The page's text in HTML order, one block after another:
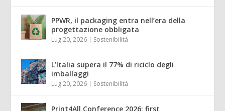
PPWR, il packaging entra nell’era della
progettazione obbligata
Lug 20, 2026 | Sostenibilità
L’Italia supera il 77% di riciclo degli
imballaggi
Lug 20, 2026 | Sostenibilità
Print4All Conference 2026: first